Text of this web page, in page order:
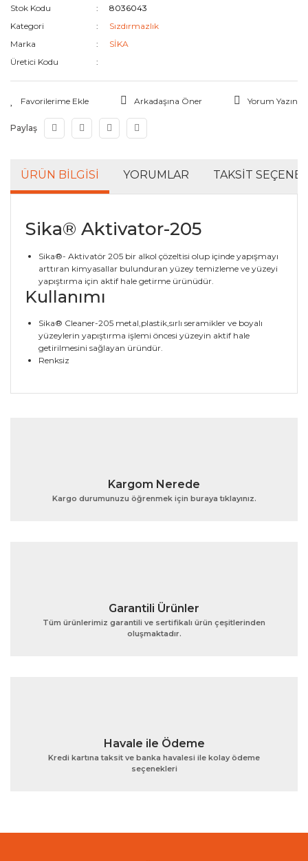
Stok Kodu
8036043
Kategori
Sızdırmazlık
Marka
SİKA
Üretici Kodu
Arkadaşına Öner Yorum Yazın
Paylaş
ÜRÜN BILGISI YORUMLAR TAKSIT
Sika® Aktivator-205
Sika®- Aktivatör 205 bir alkol çözeltisi olup içinde yapışmayı
arttıran kimyasallar bulunduran yüzey temizleme ve yüzeyi
yapıştırma için aktif hale getirme ürünüdür.
Kullanımı
Sika® Cleaner-205 metal,plastik,sırlı seramikler ve boyalı
yüzeylerin yapıştırma işlemi öncesi yüzeyin aktif hale
getirilmesini sağlayan üründür.
Renksiz
Bu ürünün fiyat bilgisi, resim, ürün açıklamalarında ve
Ürün açıklamasında eksik bilgiler bulunuyor.
Gönder
Kargom Nerede
Kargo durumunuzu öğrenmek için buraya tıklayınız.
Garantili Ürünler
Tüm ürünlerimiz garantili ve sertifikalı ürün çeşitlerinden
oluşmaktadır.
Havale ile Ödeme
Kredi kartına taksit ve banka havalesi ile kolay ödeme
seçenekleri